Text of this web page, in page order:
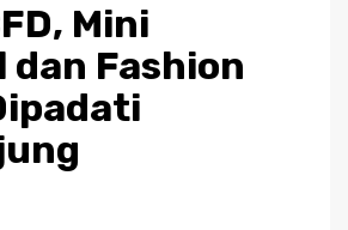
Mini
dan Fashion